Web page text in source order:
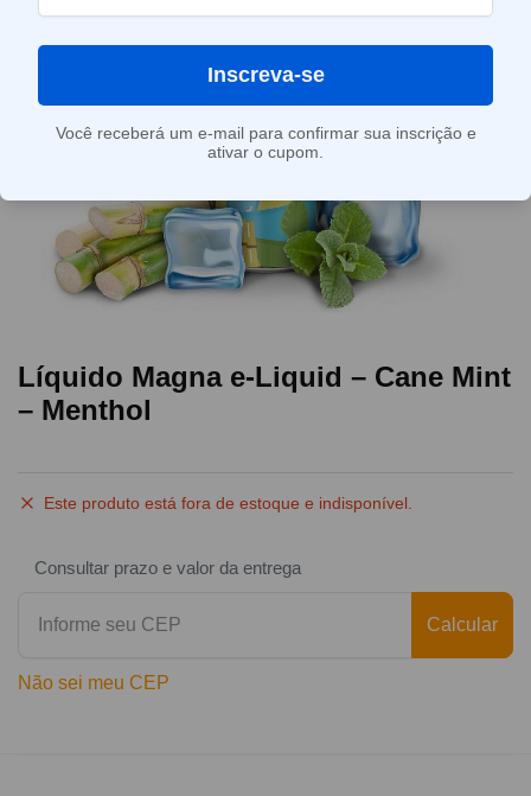
Líquido Magna e-Liquid – Cane Mint
– Menthol
Este produto está fora de estoque e indisponível.
Consultar prazo e valor da entrega
Calcular
Não sei meu CEP
Inscreva-se
Você receberá um e-mail para confirmar sua inscrição e
ativar o cupom.